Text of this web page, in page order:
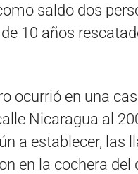
saldo dos
10 años
ocurrió en una
Nicaragua al
a establecer, las
en la cochera del